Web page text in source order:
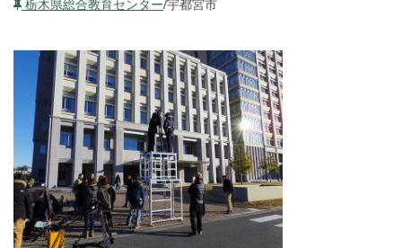
栃木県総合教育センター/宇都宮市